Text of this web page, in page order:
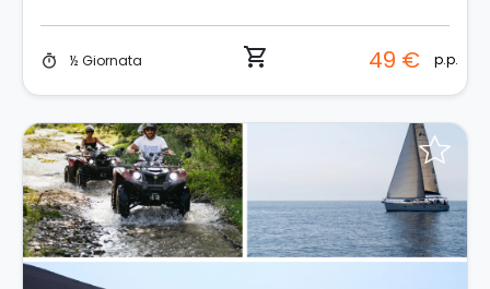
timer ½ Giornata shopping_cart 49 € p.p.